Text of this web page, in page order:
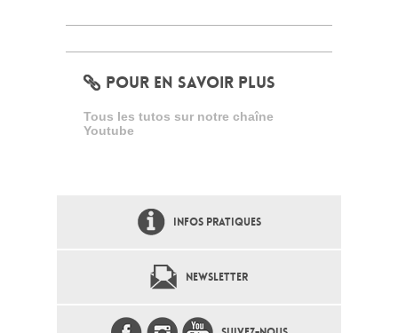
POUR EN SAVOIR PLUS
Tous les tutos sur notre chaîne
Youtube
INFOS PRATIQUES
NEWSLETTER